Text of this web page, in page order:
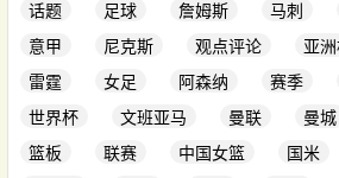
话题
足球 詹姆斯 马刺
意甲
尼克斯 观点评论 亚
雷霆
女足 阿森纳 赛季
世界杯
文班亚马 曼联 曼城
篮板
联赛 中国女篮 国米